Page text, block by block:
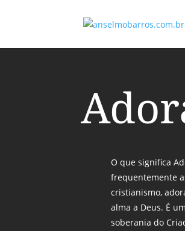
O que significa
frequentemente
cristianismo,
alma a Deus. É
soberania do